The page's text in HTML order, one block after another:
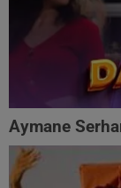
Aymane